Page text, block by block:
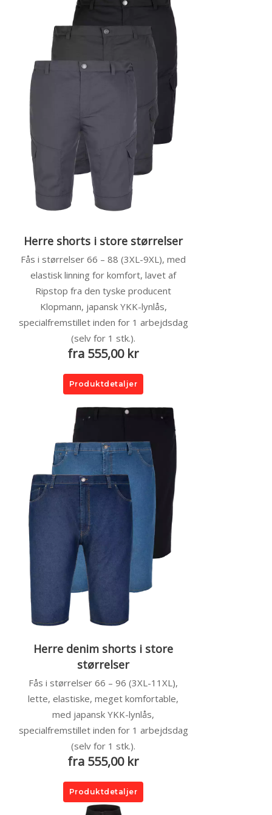
Herre shorts i store størrelser
Fås i størrelser 66 – 88 (3XL-9XL), med
elastisk linning for komfort, lavet af
Ripstop fra den tyske producent
Klopmann, japansk YKK-lynlås,
specialfremstillet inden for 1 arbejdsdag
(selv for 1 stk.).
fra 555,00 kr
Produktdetaljer
Herre denim shorts i store
størrelser
Fås i størrelser 66 – 96 (3XL-11XL),
lette, elastiske, meget komfortable,
med japansk YKK-lynlås,
specialfremstillet inden for 1 arbejdsdag
(selv for 1 stk.).
fra 555,00 kr
Produktdetaljer